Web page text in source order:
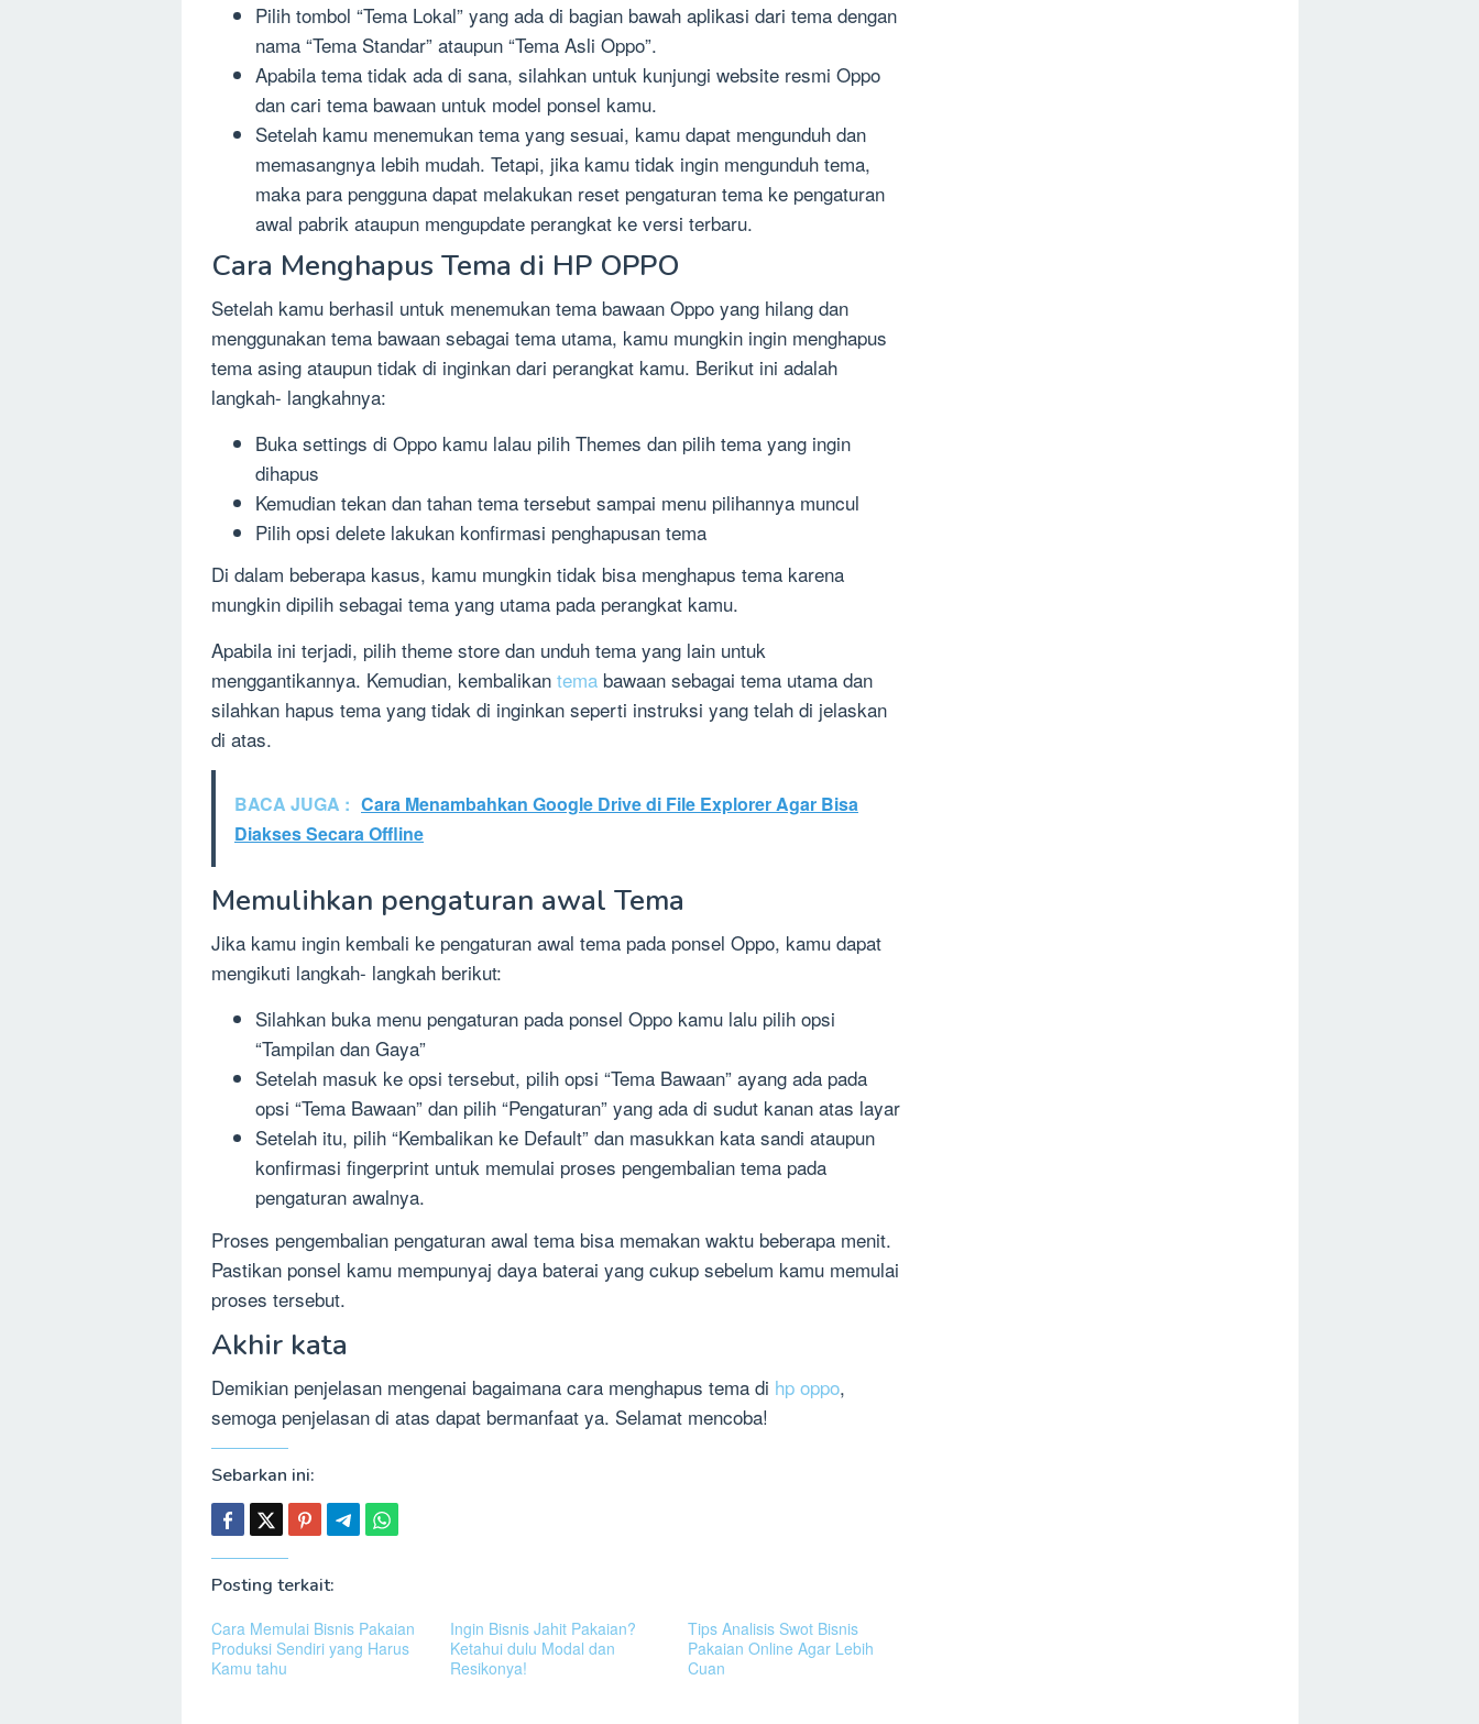
Pilih tombol “Tema Lokal” yang ada di bagian bawah aplikasi dari tema dengan
nama “Tema Standar” ataupun “Tema Asli Oppo”.
Apabila tema tidak ada di sana, silahkan untuk kunjungi website resmi Oppo
dan cari tema bawaan untuk model ponsel kamu.
Setelah kamu menemukan tema yang sesuai, kamu dapat mengunduh dan
memasangnya lebih mudah. Tetapi, jika kamu tidak ingin mengunduh tema,
maka para pengguna dapat melakukan reset pengaturan tema ke pengaturan
awal pabrik ataupun mengupdate perangkat ke versi terbaru.
Cara Menghapus Tema di HP OPPO
Setelah kamu berhasil untuk menemukan tema bawaan Oppo yang hilang dan
menggunakan tema bawaan sebagai tema utama, kamu mungkin ingin menghapus
tema asing ataupun tidak di inginkan dari perangkat kamu. Berikut ini adalah
langkah- langkahnya:
Buka settings di Oppo kamu lalau pilih Themes dan pilih tema yang ingin
dihapus
Kemudian tekan dan tahan tema tersebut sampai menu pilihannya muncul
Pilih opsi delete lakukan konfirmasi penghapusan tema
Di dalam beberapa kasus, kamu mungkin tidak bisa menghapus tema karena
mungkin dipilih sebagai tema yang utama pada perangkat kamu.
Apabila ini terjadi, pilih theme store dan unduh tema yang lain untuk
menggantikannya. Kemudian, kembalikan tema bawaan sebagai tema utama dan
silahkan hapus tema yang tidak di inginkan seperti instruksi yang telah di jelaskan
di atas.
BACA JUGA : Cara Menambahkan Google Drive di File Explorer Agar Bisa
Diakses Secara Offline
Memulihkan pengaturan awal Tema
Jika kamu ingin kembali ke pengaturan awal tema pada ponsel Oppo, kamu dapat
mengikuti langkah- langkah berikut:
Silahkan buka menu pengaturan pada ponsel Oppo kamu lalu pilih opsi
“Tampilan dan Gaya”
Setelah masuk ke opsi tersebut, pilih opsi “Tema Bawaan” ayang ada pada
opsi “Tema Bawaan” dan pilih “Pengaturan” yang ada di sudut kanan atas layar
Setelah itu, pilih “Kembalikan ke Default” dan masukkan kata sandi ataupun
konfirmasi fingerprint untuk memulai proses pengembalian tema pada
pengaturan awalnya.
Proses pengembalian pengaturan awal tema bisa memakan waktu beberapa menit.
Pastikan ponsel kamu mempunyaj daya baterai yang cukup sebelum kamu memulai
proses tersebut.
Akhir kata
Demikian penjelasan mengenai bagaimana cara menghapus tema di hp oppo,
semoga penjelasan di atas dapat bermanfaat ya. Selamat mencoba!
Sebarkan ini:
Posting terkait:
Cara Memulai Bisnis Pakaian
Produksi Sendiri yang Harus
Kamu tahu
Ingin Bisnis Jahit Pakaian?
Ketahui dulu Modal dan
Resikonya!
Tips Analisis Swot Bisnis
Pakaian Online Agar Lebih
Cuan